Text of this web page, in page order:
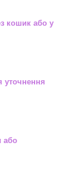
кошик або у
або